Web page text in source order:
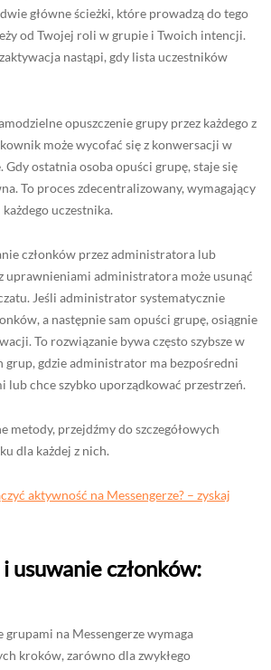
główne ścieżki, które prowadzą do tego
od Twojej roli w grupie i Twoich intencji.
nastąpi, gdy lista uczestników
opuszczenie grupy przez każdego z
może wycofać się z konwersacji w
ostatnia osoba opuści grupę, staje się
To proces zdecentralizowany, wymagający
uczestnika.
członków przez administratora lub
uprawnieniami administratora może usunąć
Jeśli administrator systematycznie
a następnie sam opuści grupę, osiągnie
To rozwiązanie bywa często szybsze w
grup, gdzie administrator ma bezpośredni
lub chce szybko uporządkować przestrzeń.
metody, przejdźmy do szczegółowych
dla każdej z nich.
aktywność na Messengerze? – zyskaj
usuwanie członków:
grupami na Messengerze wymaga
kroków, zarówno dla zwykłego